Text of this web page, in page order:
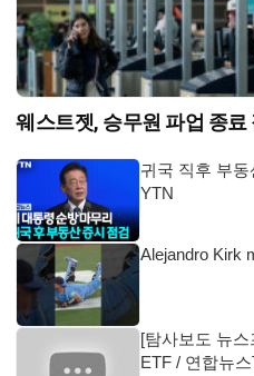
웨스트젯, 승무원 파업 종료
귀국 직후 부
YTN
Alejandro Kirk
[탐사보도 뉴
ETF / 연합뉴